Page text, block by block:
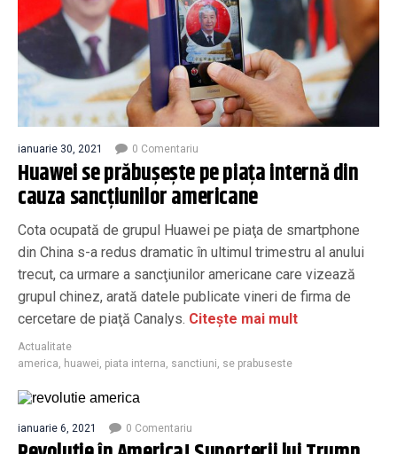
ianuarie 30, 2021 0 Comentariu
Huawei se prăbușește pe piaţa internă din
cauza sancţiunilor americane
Cota ocupată de grupul Huawei pe piaţa de smartphone
din China s-a redus dramatic în ultimul trimestru al anului
trecut, ca urmare a sancţiunilor americane care vizează
grupul chinez, arată datele publicate vineri de firma de
cercetare de piaţă Canalys. Citește mai mult
Actualitate
america, huawei, piata interna, sanctiuni, se prabuseste
ianuarie 6, 2021 0 Comentariu